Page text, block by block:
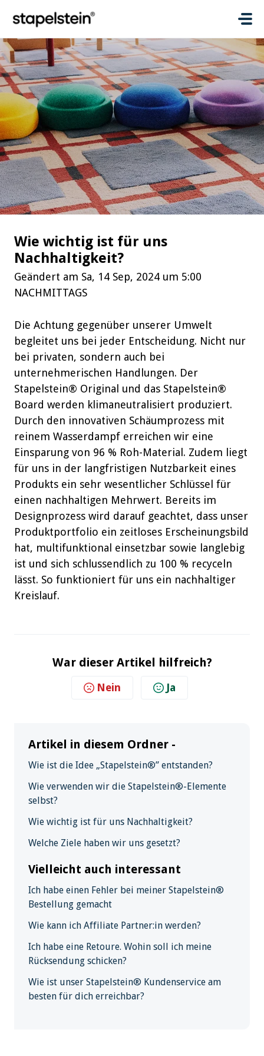
Wie wichtig ist für uns
Nachhaltigkeit?
Geändert am Sa, 14 Sep, 2024 um 5:00
NACHMITTAGS
Die Achtung gegenüber unserer Umwelt
begleitet uns bei jeder Entscheidung. Nicht nur
bei privaten, sondern auch bei
unternehmerischen Handlungen. Der
Stapelstein® Original und das Stapelstein®
Board werden klimaneutralisiert produziert.
Durch den innovativen Schäumprozess mit
reinem Wasserdampf erreichen wir eine
Einsparung von 96 % Roh-Material. Zudem liegt
für uns in der langfristigen Nutzbarkeit eines
Produkts ein sehr wesentlicher Schlüssel für
einen nachhaltigen Mehrwert. Bereits im
Designprozess wird darauf geachtet, dass unser
Produktportfolio ein zeitloses Erscheinungsbild
hat, multifunktional einsetzbar sowie langlebig
ist und sich schlussendlich zu 100 % recyceln
lässt. So funktioniert für uns ein nachhaltiger
Kreislauf.
War dieser Artikel hilfreich?
Nein Ja
Artikel in diesem Ordner -
Wie ist die Idee „Stapelstein®” entstanden?
Wie verwenden wir die Stapelstein®-Elemente
selbst?
Wie wichtig ist für uns Nachhaltigkeit?
Welche Ziele haben wir uns gesetzt?
Vielleicht auch interessant
Ich habe einen Fehler bei meiner Stapelstein®
Bestellung gemacht
Wie kann ich Affiliate Partner:in werden?
Ich habe eine Retoure. Wohin soll ich meine
Rücksendung schicken?
Wie ist unser Stapelstein® Kundenservice am
besten für dich erreichbar?